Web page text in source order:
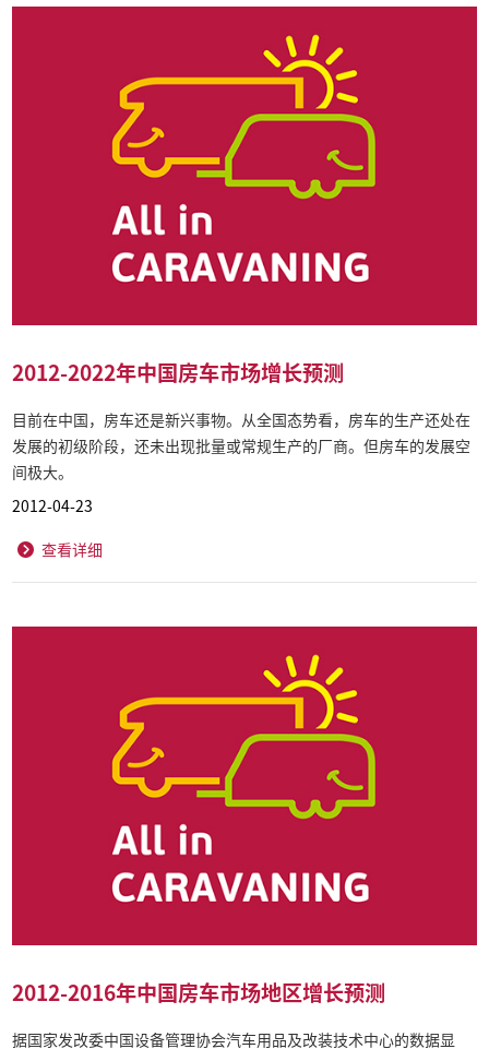
2012-2022年中国房车市场增长预测
目前在中国，房车还是新兴事物。从全国态势看，房车的生产还处在
发展的初级阶段，还未出现批量或常规生产的厂商。但房车的发展空
间极大。
2012-04-23
查看详细
2012-2016年中国房车市场地区增长预测
据国家发改委中国设备管理协会汽车用品及改装技术中心的数据显